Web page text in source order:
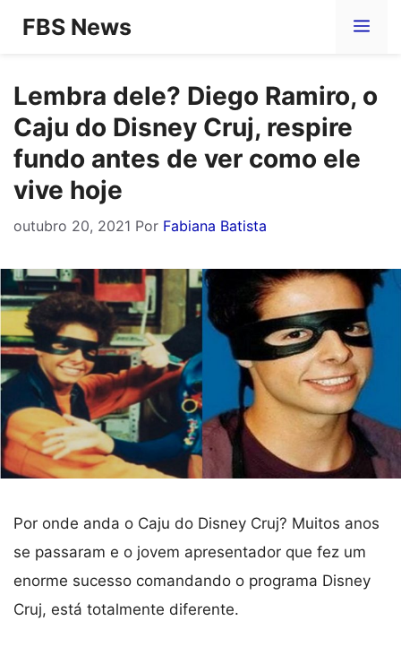
Pular
conteúdo
FBS News
Lembra dele? Diego Ramiro, o
Caju do Disney Cruj, respire
fundo antes de ver como ele
vive hoje
outubro 20, 2021 Por Fabiana Batista
Por onde anda o Caju do Disney Cruj? Muitos anos
se passaram e o jovem apresentador que fez um
enorme sucesso comandando o programa Disney
Cruj, está totalmente diferente.